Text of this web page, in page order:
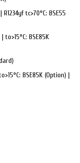
tc>70°C: BSE55
to>15°C: BSE85K
BSE85K (Option) |